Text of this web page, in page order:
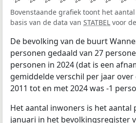
Bovenstaande grafiek toont het
basis van de data van STATBEL voor
De bevolking van de buurt
personen gedaald van 27
personen in 2024 (dat is een
gemiddelde verschil per jaar
2011 tot en met 2024 was -1
Het aantal inwoners is het aantal
januari in het bevolkingsregister